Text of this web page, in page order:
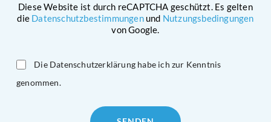
Diese Website ist durch reCAPTCHA geschützt. Es gelten
die Datenschutzbestimmungenund Nutzungsbedingungen
von Google.
Die Datenschutzerklärung habe ich zur Kenntnis
genommen.